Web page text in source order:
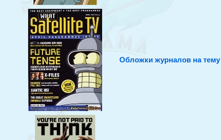
Обложки журналов на